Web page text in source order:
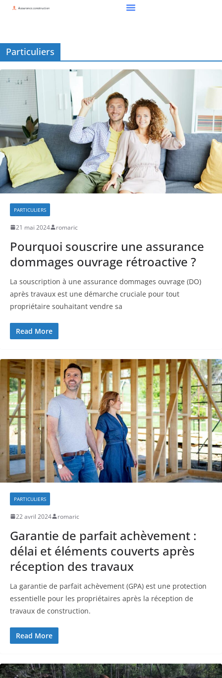
Particuliers
PARTICULIERS
21 mai 2024 romaric
Pourquoi souscrire une assurance
dommages ouvrage rétroactive ?
La souscription à une assurance dommages ouvrage (DO)
après travaux est une démarche cruciale pour tout
propriétaire souhaitant vendre sa
Read More
PARTICULIERS
22 avril 2024 romaric
Garantie de parfait achèvement :
délai et éléments couverts après
réception des travaux
La garantie de parfait achèvement (GPA) est une protection
essentielle pour les propriétaires après la réception de
travaux de construction.
Read More